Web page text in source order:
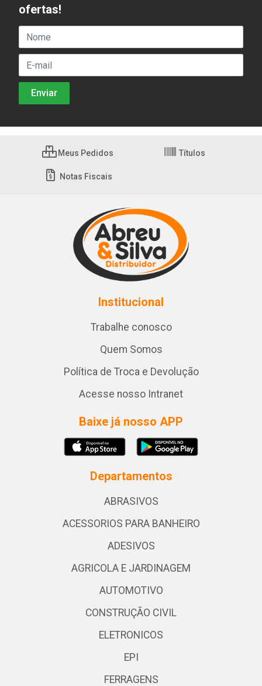
ofertas!
Meus Pedidos Títulos
Notas Fiscais
Institucional
Trabalhe conosco
Quem Somos
Política de Troca e Devolução
Acesse nosso Intranet
Baixe já nosso APP
Departamentos
ABRASIVOS
ACESSORIOS PARA BANHEIRO
ADESIVOS
AGRICOLA E JARDINAGEM
AUTOMOTIVO
CONSTRUÇÃO CIVIL
ELETRONICOS
EPI
FERRAGENS